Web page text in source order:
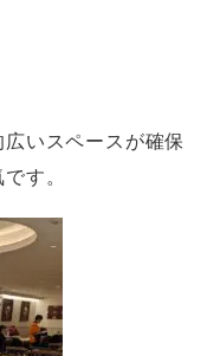
いスペースが確保
す。